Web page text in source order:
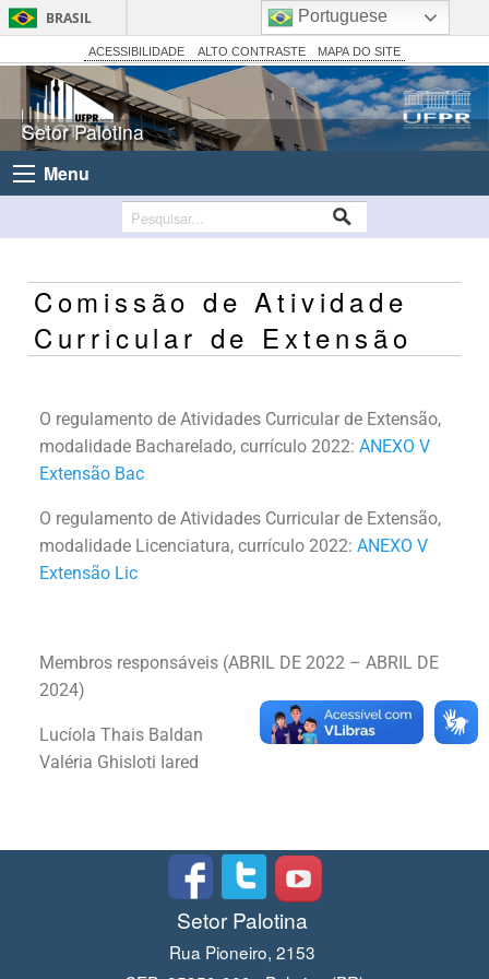
BRASIL
Simplifique!
Comunica BR
Participe
Acesso à informação
Canais
ACESSIBILIDADE ALTO CONTRASTE MAPA DO SITE
Setor Palotina
Menu
Comissão de Atividade
Curricular de Extensão
O regulamento de Atividades Curricular de Extensão,
modalidade Bacharelado, currículo 2022: ANEXO V
Extensão Bac
O regulamento de Atividades Curricular de Extensão,
modalidade Licenciatura, currículo 2022: ANEXO V
Extensão Lic
Membros responsáveis (ABRIL DE 2022 – ABRIL DE
2024)
Lucíola Thais Baldan
Valéria Ghisloti Iared
Setor Palotina
Rua Pioneiro, 2153
Portuguese